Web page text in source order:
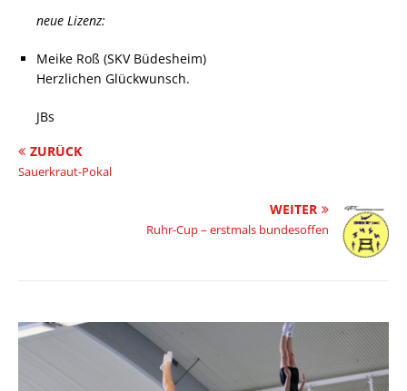
neue Lizenz:
Meike Roß (SKV Büdesheim)
Herzlichen Glückwunsch.
JBs
ZURÜCK
Sauerkraut-Pokal
WEITER
Ruhr-Cup – erstmals bundesoffen